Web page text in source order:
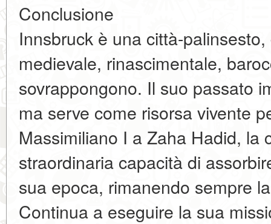
Conclusione
Innsbruck è una città-
medievale, rinascimentale,
sovrappongono. Il suo passato
ma serve come risorsa vivente
Massimiliano I a Zaha Hadid, la
straordinaria capacità di
sua epoca, rimanendo sempre
Continua a eseguire la sua